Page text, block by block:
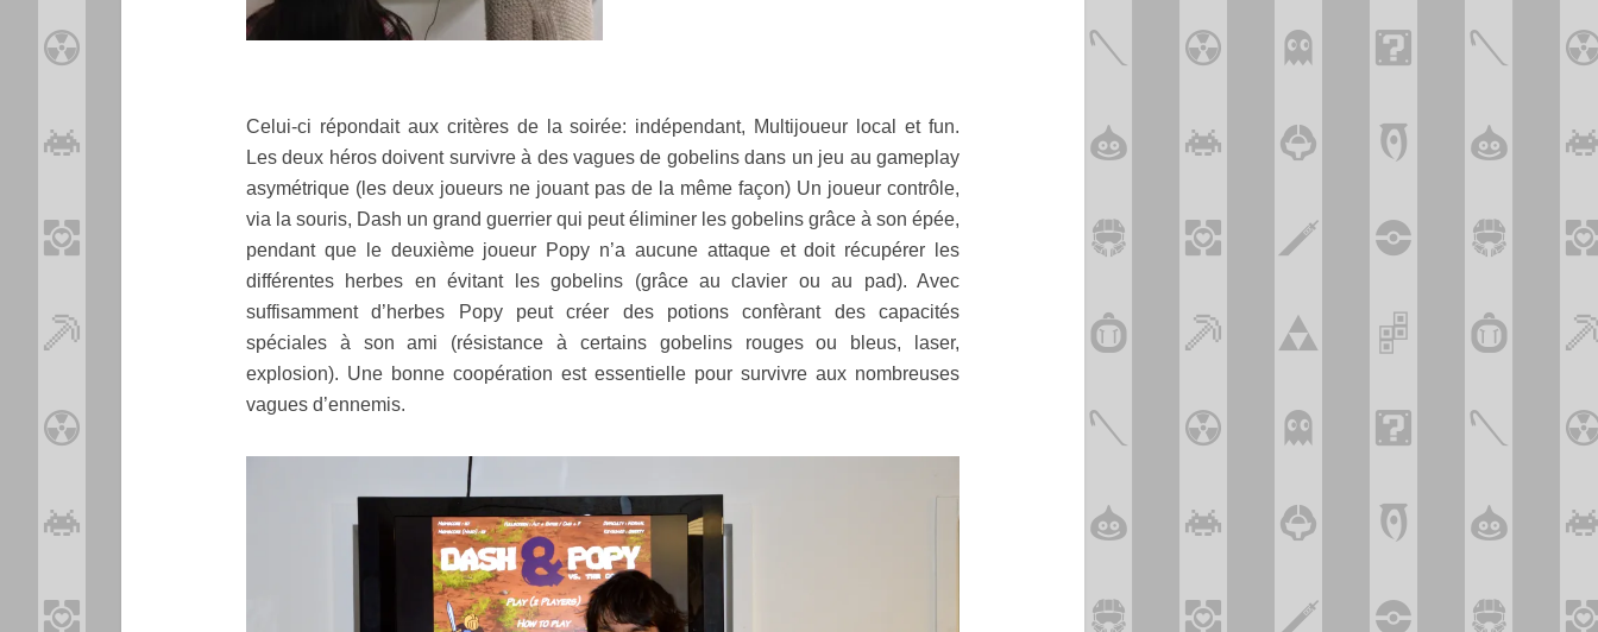
Celui-ci répondait aux critères de la soirée: indépendant, Multijoueur local et fun.
Les deux héros doivent survivre à des vagues de gobelins dans un jeu au gameplay
asymétrique (les deux joueurs ne jouant pas de la même façon) Un joueur contrôle,
via la souris, Dash un grand guerrier qui peut éliminer les gobelins grâce à son épée,
pendant que le deuxième joueur Popy n’a aucune attaque et doit récupérer les
différentes herbes en évitant les gobelins (grâce au clavier ou au pad). Avec
suffisamment d’herbes Popy peut créer des potions confèrant des capacités
spéciales à son ami (résistance à certains gobelins rouges ou bleus, laser,
explosion). Une bonne coopération est essentielle pour survivre aux nombreuses
vagues d’ennemis.